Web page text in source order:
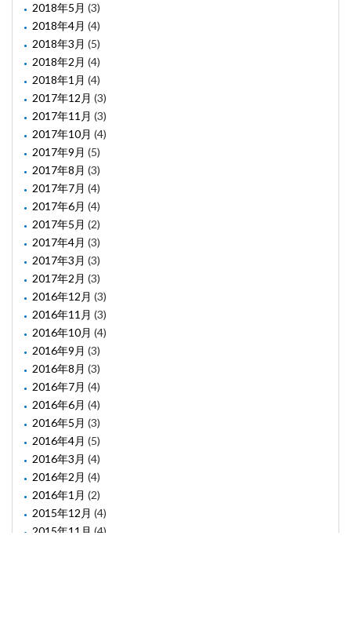
2018年5月 (3)
2018年4月 (4)
2018年3月 (5)
2018年2月 (4)
2018年1月 (4)
2017年12月 (3)
2017年11月 (3)
2017年10月 (4)
2017年9月 (5)
2017年8月 (3)
2017年7月 (4)
2017年6月 (4)
2017年5月 (2)
2017年4月 (3)
2017年3月 (3)
2017年2月 (3)
2016年12月 (3)
2016年11月 (3)
2016年10月 (4)
2016年9月 (3)
2016年8月 (3)
2016年7月 (4)
2016年6月 (4)
2016年5月 (3)
2016年4月 (5)
2016年3月 (4)
2016年2月 (4)
2016年1月 (2)
2015年12月 (4)
2015年11月 (4)